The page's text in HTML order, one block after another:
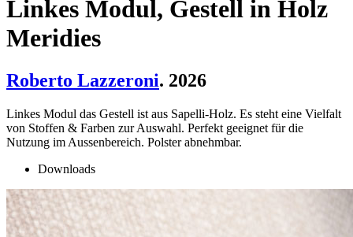
Linkes Modul, Gestell in Holz
Meridies
Roberto Lazzeroni. 2026
Linkes Modul das Gestell ist aus Sapelli-Holz. Es steht eine Vielfalt
von Stoffen & Farben zur Auswahl. Perfekt geeignet für die
Nutzung im Aussenbereich. Polster abnehmbar.
Downloads